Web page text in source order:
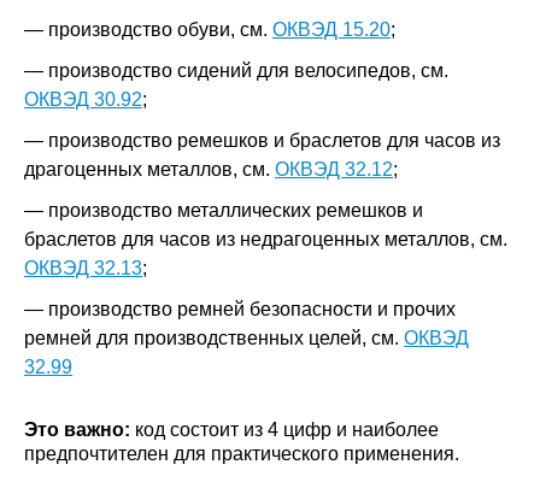
— производство обуви, см. ОКВЭД 15.20;
— производство сидений для велосипедов, см.
ОКВЭД 30.92;
— производство ремешков и браслетов для часов из
драгоценных металлов, см. ОКВЭД 32.12;
— производство металлических ремешков и
браслетов для часов из недрагоценных металлов, см.
ОКВЭД 32.13;
— производство ремней безопасности и прочих
ремней для производственных целей, см. ОКВЭД
32.99
Это важно: код состоит из 4 цифр и наиболее
предпочтителен для практического применения.